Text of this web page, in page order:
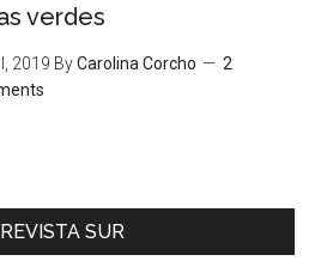
verdes
2019 ByCarolina Corcho
2
SUR